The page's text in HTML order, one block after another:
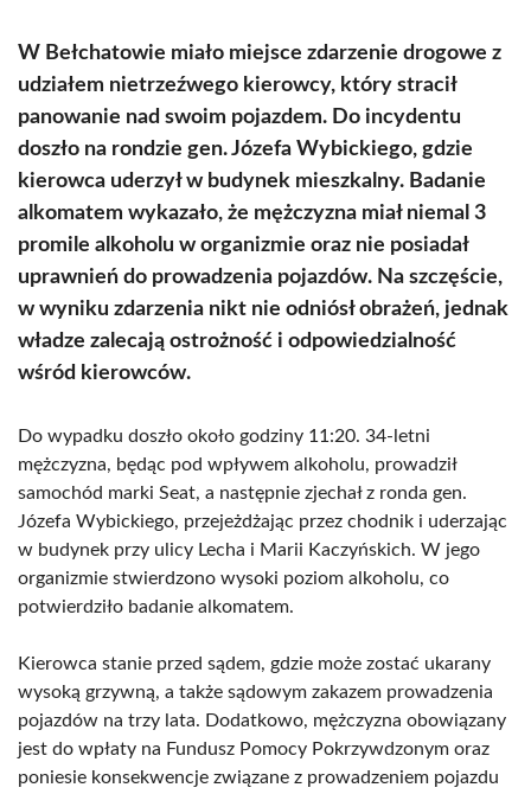
W Bełchatowie miało miejsce zdarzenie drogowe z
udziałem nietrzeźwego kierowcy, który stracił
panowanie nad swoim pojazdem. Do incydentu
doszło na rondzie gen. Józefa Wybickiego, gdzie
kierowca uderzył w budynek mieszkalny. Badanie
alkomatem wykazało, że mężczyzna miał niemal 3
promile alkoholu w organizmie oraz nie posiadał
uprawnień do prowadzenia pojazdów. Na szczęście,
w wyniku zdarzenia nikt nie odniósł obrażeń, jednak
władze zalecają ostrożność i odpowiedzialność
wśród kierowców.
Do wypadku doszło około godziny 11:20. 34-letni
mężczyzna, będąc pod wpływem alkoholu, prowadził
samochód marki Seat, a następnie zjechał z ronda gen.
Józefa Wybickiego, przejeżdżając przez chodnik i uderzając
w budynek przy ulicy Lecha i Marii Kaczyńskich. W jego
organizmie stwierdzono wysoki poziom alkoholu, co
potwierdziło badanie alkomatem.
Kierowca stanie przed sądem, gdzie może zostać ukarany
wysoką grzywną, a także sądowym zakazem prowadzenia
pojazdów na trzy lata. Dodatkowo, mężczyzna obowiązany
jest do wpłaty na Fundusz Pomocy Pokrzywdzonym oraz
poniesie konsekwencje związane z prowadzeniem pojazdu